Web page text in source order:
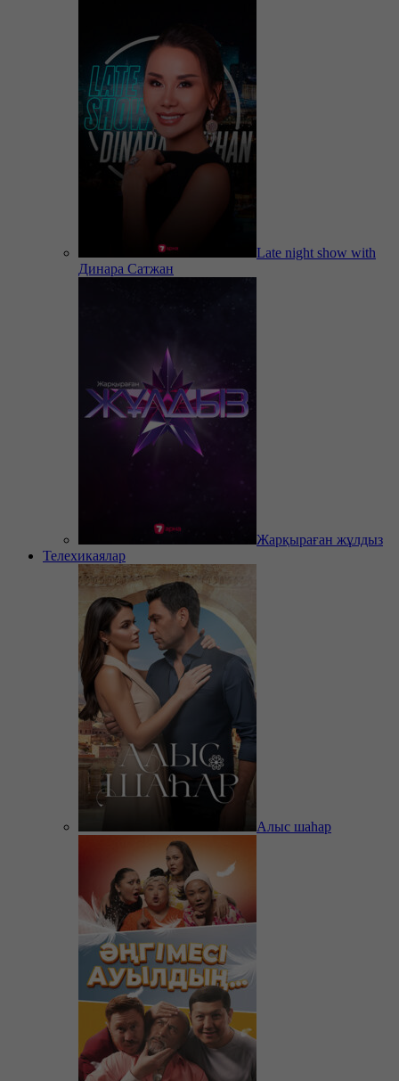
Late night show with
Динара Сатжан
Жарқыраған жұлдыз
Телехикаялар
Алыс шаһар